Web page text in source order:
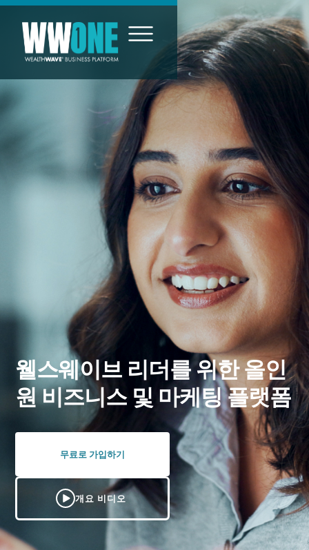
웰스웨이브 리더를 위한 올인
원 비즈니스 및 마케팅 플랫폼
무료로 가입하기
개요 비디오